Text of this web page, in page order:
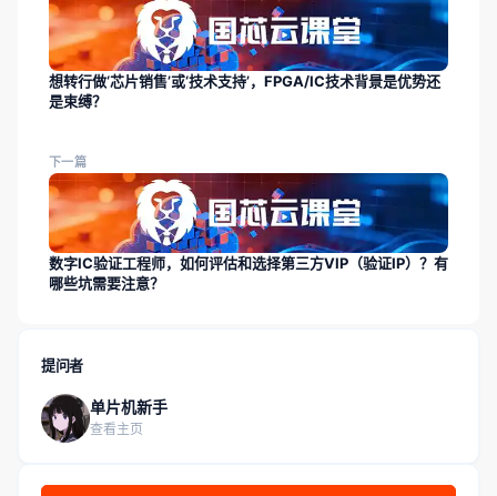
想转行做‘芯片销售’或‘技术支持’，FPGA/IC技术背景是优势还
是束缚？
下一篇
数字IC验证工程师，如何评估和选择第三方VIP（验证IP）？有
哪些坑需要注意？
提问者
单片机新手
查看主页